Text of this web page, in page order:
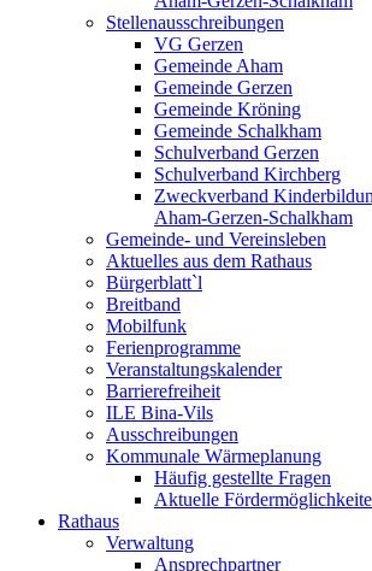
Stellenausschreibungen
VG Gerzen
Gemeinde Aham
Gemeinde Gerzen
Gemeinde Kröning
Gemeinde Schalkham
Schulverband Gerzen
Schulverband Kirchberg
Zweckverband
Aham-Gerzen-Schalkham
Gemeinde- und Vereinsleben
Aktuelles aus dem Rathaus
Bürgerblatt`l
Breitband
Mobilfunk
Ferienprogramme
Veranstaltungskalender
Barrierefreiheit
ILE Bina-Vils
Ausschreibungen
Kommunale Wärmeplanung
Häufig gestellte Fragen
Aktuelle
Rathaus
Verwaltung
Ansprechpartner